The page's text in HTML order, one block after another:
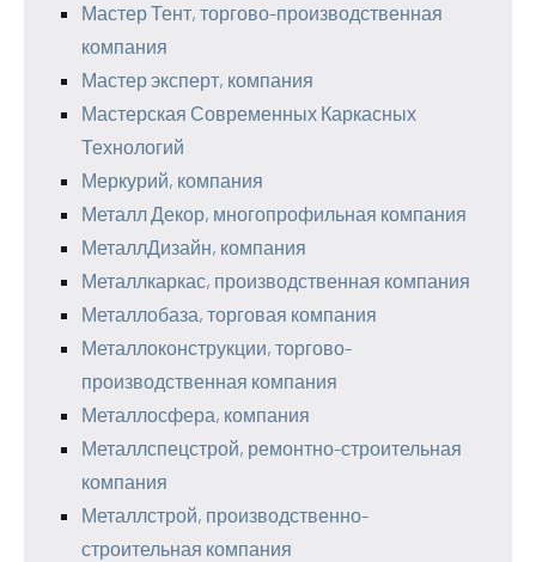
Мастер Тент, торгово-производственная
компания
Мастер эксперт, компания
Мастерская Современных Каркасных
Технологий
Меркурий, компания
Металл Декор, многопрофильная компания
МеталлДизайн, компания
Металлкаркас, производственная компания
Металлобаза, торговая компания
Металлоконструкции, торгово-
производственная компания
Металлосфера, компания
Металлспецстрой, ремонтно-строительная
компания
Металлстрой, производственно-
строительная компания